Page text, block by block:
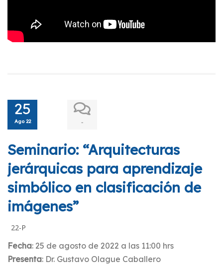
25
Ago 22 -
Seminario: “Arquitecturas
jerárquicas para aprendizaje
simbólico en clasificación de
imágenes”
22-P
Fecha: 25 de agosto de 2022 a las 11:00 hrs
Presenta: Dr. Gustavo Olague Caballero